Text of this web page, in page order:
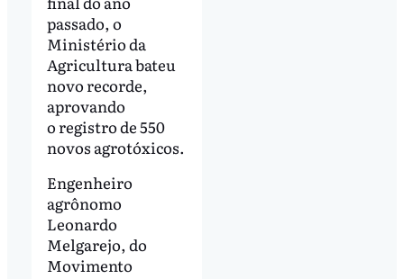
passado, o
Ministério da
Agricultura bateu
novo recorde,
aprovando
o registro de 550
novos agrotóxicos.
Engenheiro
agrônomo
Leonardo
Melgarejo, do
Movimento